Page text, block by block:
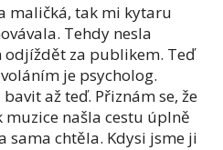
maličká, tak mi kytaru
Tehdy nesla
odjíždět za publikem. Teď
je psycholog.
až teď. Přiznám se, že
muzice našla cestu úplně
sama chtěla. Kdysi jsme ji